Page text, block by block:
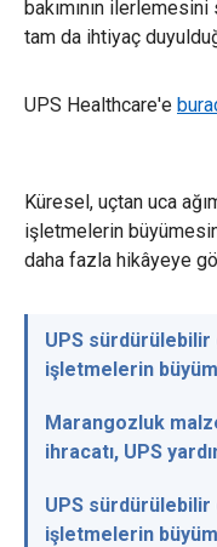
bakımının
tam da ihtiyaç
UPS Healthcare'e
Küresel, uçtan uca
işletmelerin
daha fazla hikâyeye
UPS
işletmelerin
Marangozluk
ihracatı, UPS
UPS
işletmelerin